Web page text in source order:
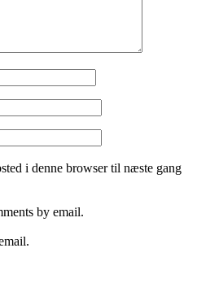
i denne browser til næste gang
by email.